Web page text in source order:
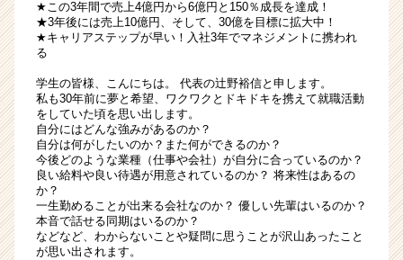
★この3年間で売上4億円から6億円と150％成長を達成！
★3年後には売上10億円、そして、30億を目標に拡大中！
★キャリアステップが早い！入社3年でマネジメントに携われ
る
学生の皆様、こんにちは。 代表の辻野裕信と申します。
私も30年前に夢と希望、ワクワクとドキドキを携えて就職活動
をしていた頃を思い出します。
自分にはどんな強みがあるのか？
自分は何がしたいのか？また何ができるのか？
今後どのような業種（仕事や会社）が自分に合っているのか？
良い給料や良い待遇が用意されているのか？ 将来性はあるの
か？
一生勤めることが出来る会社なのか？ 優しい先輩はいるのか？
本音で話せる同期はいるのか？
などなど、わからないことや疑問に思うことが沢山あったこと
が思い出されます。